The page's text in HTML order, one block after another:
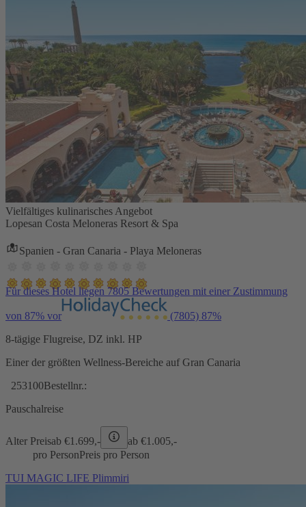
Vielfältiges kulinarisches Angebot
Lopesan Costa Meloneras Resort & Spa
Spanien - Gran Canaria - Playa Meloneras
Für dieses Hotel liegen 7805 Bewertungen mit einer Zustimmung
von 87% vor (7805) 87%
8-tägige Flugreise, DZ inkl. HP
Einer der größten Wellness-Bereiche auf Gran Canaria
253100Bestellnr.:
Pauschalreise
Alter Preisab €1.699,- ab €1.005,-
pro PersonPreis pro Person
TUI MAGIC LIFE Plimmiri